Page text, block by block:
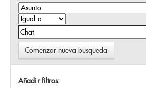
Comenzar nueva busqueda
Añadir filtros: